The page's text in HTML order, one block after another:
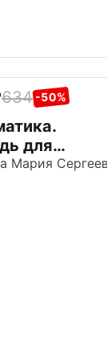
634 -50%
для
к
Мария